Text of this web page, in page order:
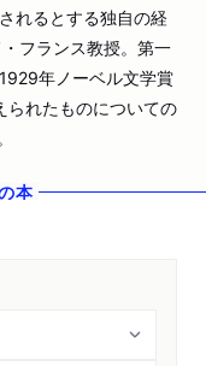
れるとする独自の経
フランス教授。第一
年ノーベル文学賞
られたものについての
本